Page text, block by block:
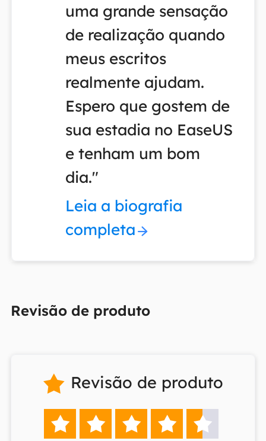
uma grande sensação
de realização quando
meus escritos
realmente ajudam.
Espero que gostem de
sua estadia no EaseUS
e tenham um bom
dia."
Leia a biografia
completa
Revisão de produto
 Revisão de produto
    